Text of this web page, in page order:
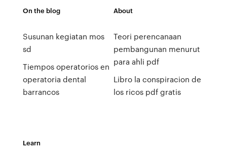
On the blog
Susunan kegiatan mos
sd
Tiempos operatorios en
operatoria dental
barrancos
About
Teori perencanaan
pembangunan menurut
para ahli pdf
Libro la conspiracion de
los ricos pdf gratis
Learn